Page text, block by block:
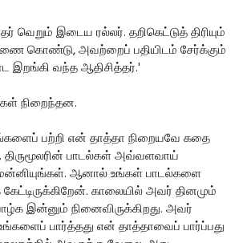
வெறும் இடைய ரல்லர். தறிகெட்டுத் திரியும்
கொண்டு, அவற்றைப் பதியிடம் சேர்க்கும்
இறங்கி வந்த ஆதிசித்தர்.'
நிறைந்தன.
பற்றி என் தாத்தா நிறையவே கதை
திருமூலரின் பாடல்கள் அவ்வளவாய்
ஆனால் உங்கள் பாடல்களை
காலையில் அவர் தினமும்
இன்னும் நினைவிருக்கிறது. அவர்
பார்த்தது என் தாத்தாவைப் பார்ப்பது